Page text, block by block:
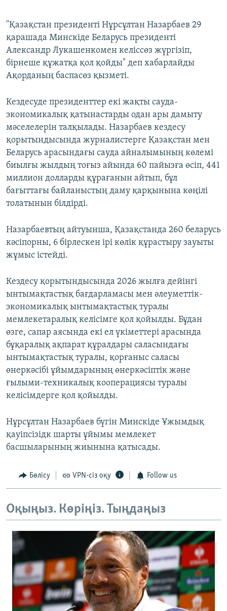
"Қазақстан президенті Нұрсұлтан Назарбаев 29
қарашада Минскіде Беларусь президенті
Александр Лукашенкомен келіссөз жүргізіп,
бірнеше құжатқа қол қойды" деп хабарлайды
Ақорданың баспасөз қызметі.
Кездесуде президенттер екі жақты сауда-
экономикалық қатынастарды одан ары дамыту
мәселелерін талқылады. Назарбаев кездесу
қорытындысында журналистерге Қазақстан мен
Беларусь арасындағы сауда айналымының көлемі
биылғы жылдың тоғыз айында 60 пайызға өсіп, 441
миллион долларды құрағанын айтып, бұл
бағыттағы байланыстың даму қарқынына көңілі
толатынын білдірді.
Назарбаевтың айтуынша, Қазақстанда 260 беларусь
кәсіпорны, 6 бірлескен ірі көлік құрастыру зауыты
жұмыс істейді.
Кездесу қорытындысында 2026 жылға дейінгі
ынтымақтастық бағдарламасы мен әлеуметтік-
экономикалық ынтымақтастық туралы
мемлекетаралық келісімге қол қойылды. Бұдан
өзге, сапар аясында екі ел үкіметтері арасында
бұқаралық ақпарат құралдары саласындағы
ынтымақтастық туралы, қорғаныс саласы
өнеркәсібі ұйымдарының өнеркәсіптік және
ғылыми-техникалық кооперациясы туралы
келісімдерге қол қойылды.
Нұрсұлтан Назарбаев бүгін Минскіде Ұжымдық
қауіпсізідк шарты ұйымы мемлекет
басшыларының жиынына қатысады.
Бөлісу VPN-сіз оқу Follow us
Оқыңыз. Көріңіз. Тыңдаңыз